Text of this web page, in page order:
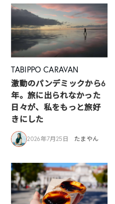
TABIPPO CARAVAN
激動のパンデミックから6
年。旅に出られなかった
日々が、私をもっと旅好
きにした
2026年7月25日 たまやん